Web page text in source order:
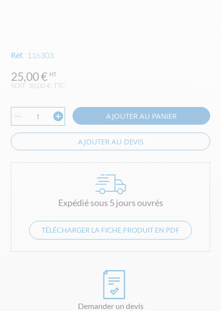
Réf. 116303
SOIT 30,00 € TTC
25,00 €
AJOUTER AU PANIER
AJOUTER AU DEVIS
Expédié sous 5 jours ouvrés
TÉLÉCHARGER LA FICHE PRODUIT EN PDF
Skip
the
beginning
Demander un devis